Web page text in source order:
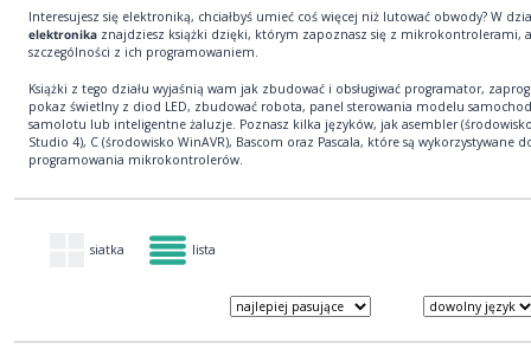
Interesujesz się elektroniką, chciałbyś umieć coś więcej niż lutować obwody? W
elektronika znajdziesz książki dzięki, którym zapoznasz się z mikrokontrolerami,
szczególności z ich programowaniem.
Książki z tego działu wyjaśnią wam jak zbudować i obsługiwać programator,
pokaz świetlny z diod LED, zbudować robota, panel sterowania modelu
samolotu lub inteligentne żaluzje. Poznasz kilka języków, jak asembler
Studio 4), C (środowisko WinAVR), Bascom oraz Pascala, które są wykorzystywane
programowania mikrokontrolerów.
siatka lista